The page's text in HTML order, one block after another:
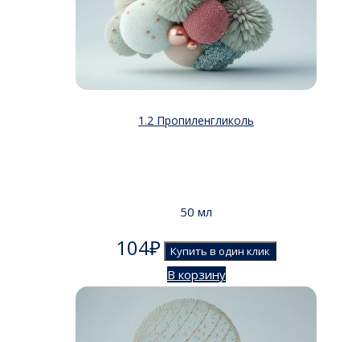
1.2 Пропиленгликоль
50 мл
104₽ Купить в один клик
В корзину